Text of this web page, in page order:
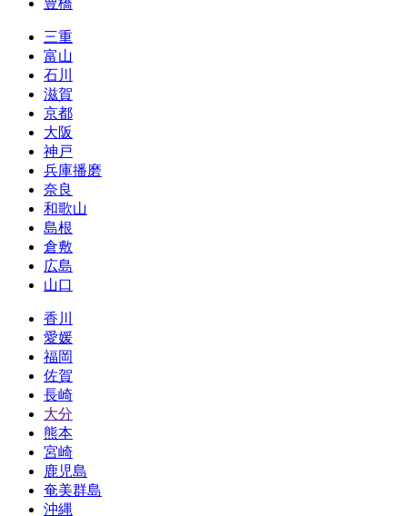
豊橋
三重
富山
石川
滋賀
京都
大阪
神戸
兵庫播磨
奈良
和歌山
島根
倉敷
広島
山口
香川
愛媛
福岡
佐賀
長崎
大分
熊本
宮崎
鹿児島
奄美群島
沖縄